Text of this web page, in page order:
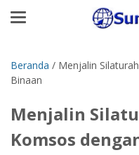
Beranda / Menjalin
Binaan
Menjalin
Komsos